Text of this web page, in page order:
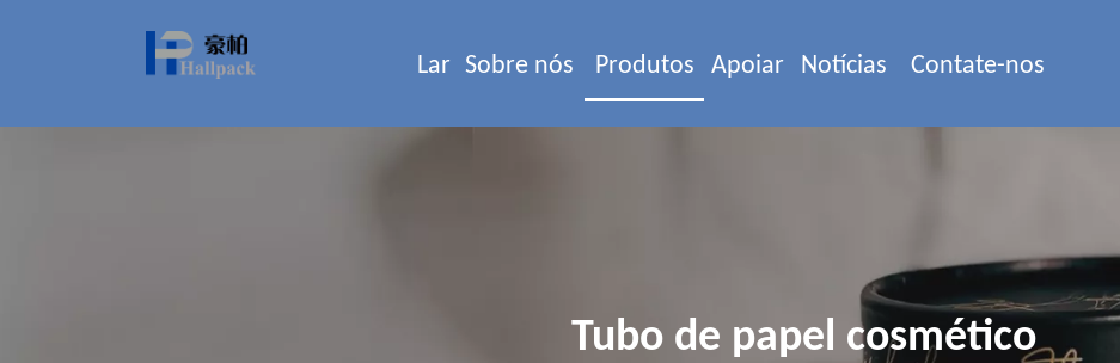
Lar Sobre nós Produtos Apoiar Notícias Contate-nos
Tubo de papel cosmético